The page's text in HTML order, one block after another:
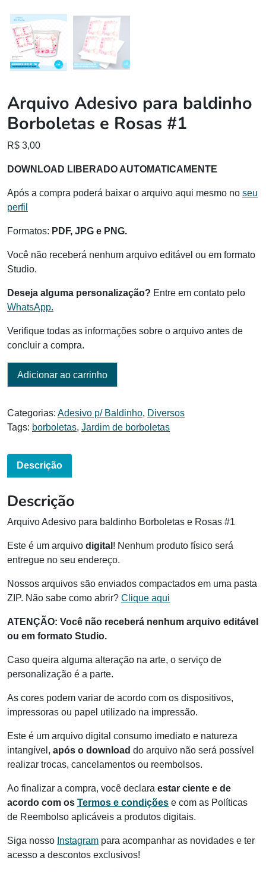
Arquivo Adesivo para baldinho
Borboletas e Rosas #1
R$ 3,00
DOWNLOAD LIBERADO AUTOMATICAMENTE
Após a compra poderá baixar o arquivo aqui mesmo no seu
perfil
Formatos: PDF, JPG e PNG.
Você não receberá nenhum arquivo editável ou em formato
Studio.
Deseja alguma personalização? Entre em contato pelo
WhatsApp.
Verifique todas as informações sobre o arquivo antes de
concluir a compra.
Adicionar ao carrinho
Categorias: Adesivo p/ Baldinho, Diversos
Tags: borboletas, Jardim de borboletas
Descrição
Descrição
Arquivo Adesivo para baldinho Borboletas e Rosas #1
Este é um arquivo digital ! Nenhum produto físico será
entregue no seu endereço.
Nossos arquivos são enviados compactados em uma pasta
ZIP. Não sabe como abrir? Clique aqui
ATENÇÃO: Você não receberá nenhum arquivo editável
ou em formato Studio.
Caso queira alguma alteração na arte, o serviço de
personalização é a parte.
As cores podem variar de acordo com os dispositivos,
impressoras ou papel utilizado na impressão.
Este é um arquivo digital consumo imediato e natureza
intangível, após o download do arquivo não será possível
realizar trocas, cancelamentos ou reembolsos.
Ao finalizar a compra, você declara estar ciente e de
acordo com os Termos e condições e com as Políticas
de Reembolso aplicáveis a produtos digitais.
Siga nosso Instagram para acompanhar as novidades e ter
acesso a descontos exclusivos!